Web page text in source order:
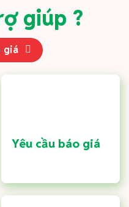
giúp ?
giá
Yêu cầu báo giá